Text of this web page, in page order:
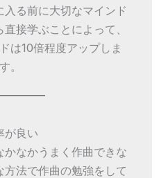
る前に大切なマインド
接学ぶことによって、
は10倍程度アップしま
す。
が良い
なかうまく作曲できな
法で作曲の勉強をして